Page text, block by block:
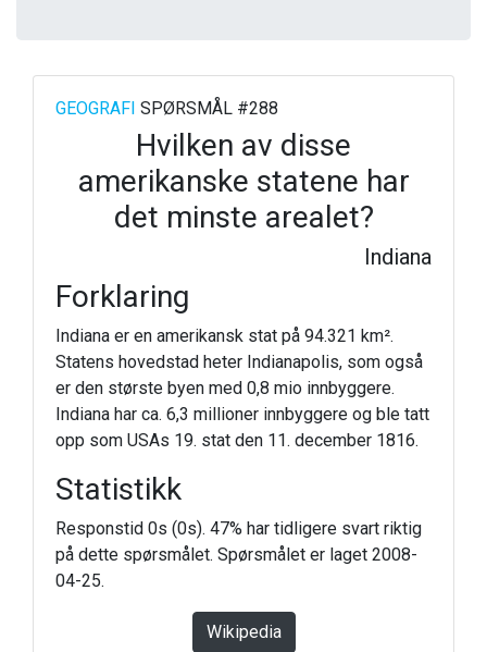
GEOGRAFI SPØRSMÅL #288
Hvilken av disse
amerikanske statene har
det minste arealet?
Indiana
Forklaring
Indiana er en amerikansk stat på 94.321 km².
Statens hovedstad heter Indianapolis, som også
er den største byen med 0,8 mio innbyggere.
Indiana har ca. 6,3 millioner innbyggere og ble tatt
opp som USAs 19. stat den 11. december 1816.
Statistikk
Responstid 0s (0s). 47% har tidligere svart riktig
på dette spørsmålet. Spørsmålet er laget 2008-
04-25.
Wikipedia